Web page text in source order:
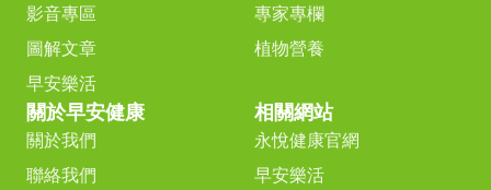
影音專區
專家專欄
圖解文章
植物營養
早安樂活
關於早安健康
關於我們
聯絡我們
相關網站
永悅健康官網
早安樂活